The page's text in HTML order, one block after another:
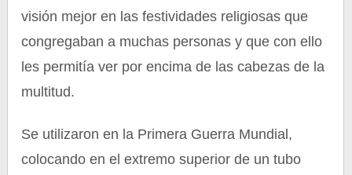
visión mejor en las festividades religiosas que
congregaban a muchas personas y que con ello
les permitía ver por encima de las cabezas de la
multitud.
Se utilizaron en la Primera Guerra Mundial,
colocando en el extremo superior de un tubo